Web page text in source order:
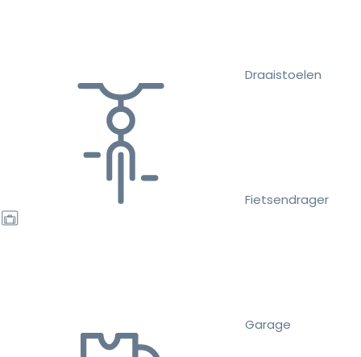
Draaistoelen
Fietsendrager
Garage